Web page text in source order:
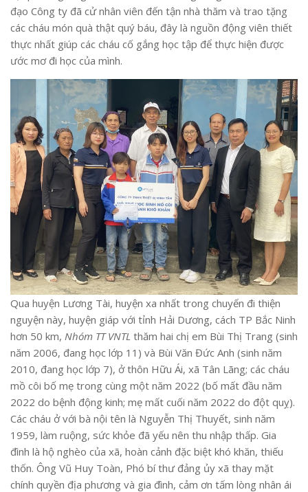
đạo Công ty đã cử nhân viên đến tận nhà thăm và trao tặng
các cháu món quà thật quý báu, đây là nguồn động viên thiết
thực nhất giúp các cháu cố gắng học tập để thực hiện được
ước mơ đi học của mình.
Qua huyện Lương Tài, huyện xa nhất trong chuyến đi thiện
nguyện này, huyện giáp với tỉnh Hải Dương, cách TP Bắc Ninh
hơn 50 km, Nhóm TT VNTL thăm hai chị em Bùi Thị Trang (sinh
năm 2006, đang học lớp 11) và Bùi Văn Đức Anh (sinh năm
2010, đang học lớp 7), ở thôn Hữu Ái, xã Tân Lãng; các cháu
mồ côi bố mẹ trong cùng một năm 2022 (bố mất đầu năm
2022 do bệnh động kinh; mẹ mất cuối năm 2022 do đột quỵ).
Các cháu ở với bà nội tên là Nguyễn Thị Thuyết, sinh năm
1959, làm ruộng, sức khỏe đã yếu nên thu nhập thấp. Gia
đình là hộ nghèo của xã, hoàn cảnh đặc biệt khó khăn, thiếu
thốn. Ông Vũ Huy Toàn, Phó bí thư đảng ủy xã thay mặt
chính quyền địa phương và gia đình, cảm ơn tấm lòng nhân ái